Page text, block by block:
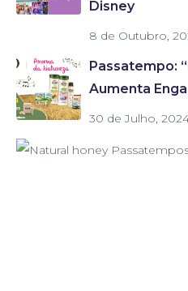
Disney
8 de Outubro,
Passatempo:
Aumenta
30 de Julho,